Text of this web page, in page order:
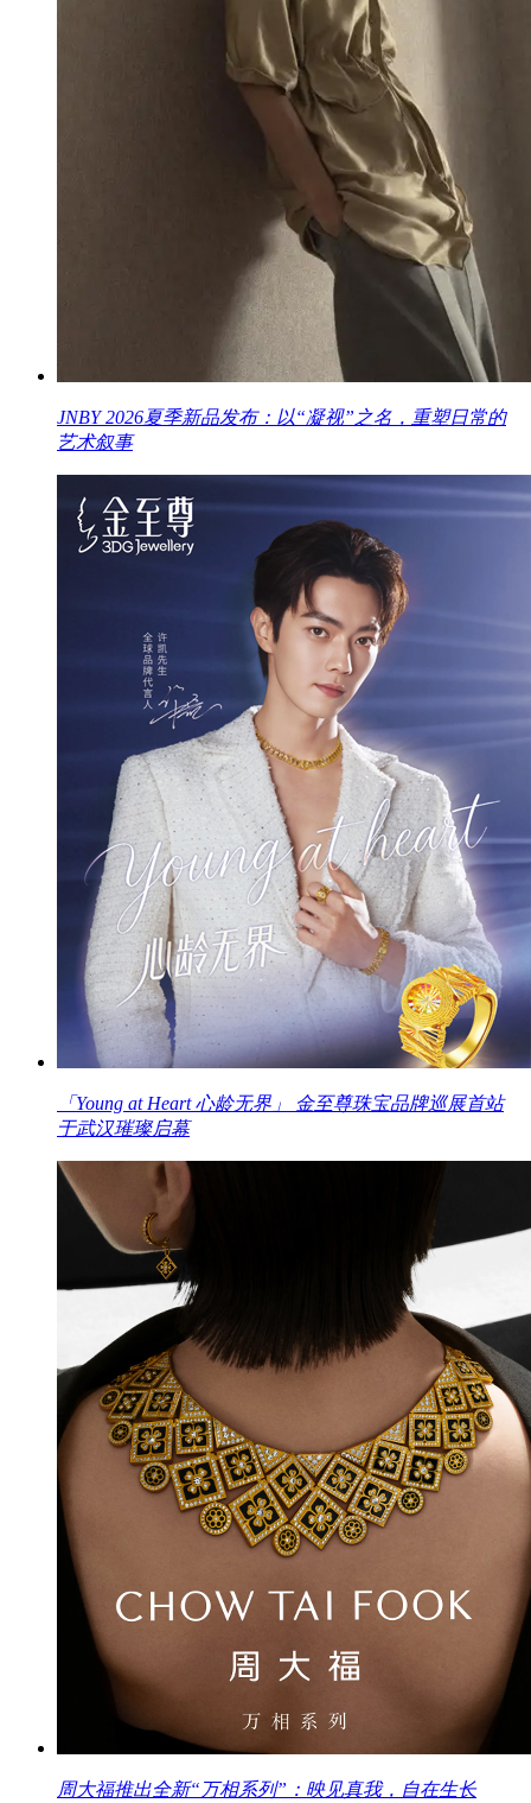
JNBY 2026夏季新品发布：以“凝视”之名，重塑日常的
艺术叙事
「Young at Heart 心龄无界」 金至尊珠宝品牌巡展首站
于武汉璀璨启幕
周大福推出全新“万相系列”：映见真我，自在生长